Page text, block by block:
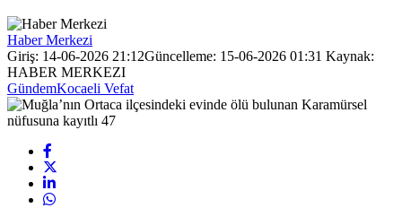
Haber Merkezi
Giriş: 14-06-2026 21:12Güncelleme: 15-06-2026 01:31 Kaynak:
HABER MERKEZI
GündemKocaeli Vefat